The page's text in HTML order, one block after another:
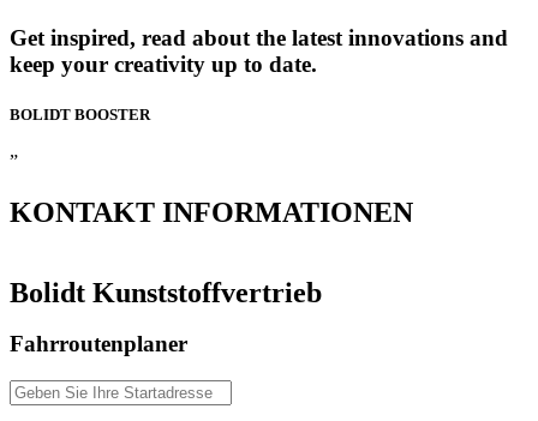
Get inspired, read about the latest innovations and
keep your creativity up to date.
BOLIDT BOOSTER
”
KONTAKT INFORMATIONEN
Bolidt Kunststoffvertrieb
Fahrroutenplaner